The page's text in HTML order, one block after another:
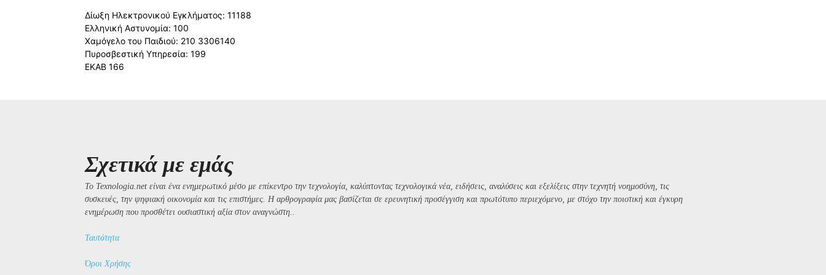
Δίωξη Ηλεκτρονικού Εγκλήματος: 11188
Ελληνική Αστυνομία: 100
Χαμόγελο του Παιδιού: 210 3306140
Πυροσβεστική Υπηρεσία: 199
ΕΚΑΒ 166
Σχετικά με εμάς
Το Texnologia.net είναι ένα ενημερωτικό μέσο με επίκεντρο την τεχνολογία, καλύπτοντας τεχνολογικά νέα, ειδήσεις, αναλύσεις και εξελίξεις στην τεχνητή νοημοσύνη, τις
συσκευές, την ψηφιακή οικονομία και τις επιστήμες. Η αρθρογραφία μας βασίζεται σε ερευνητική προσέγγιση και πρωτότυπο περιεχόμενο, με στόχο την ποιοτική και έγκυρη
ενημέρωση που προσθέτει ουσιαστική αξία στον αναγνώστη..
Ταυτότητα
Όροι Χρήσης